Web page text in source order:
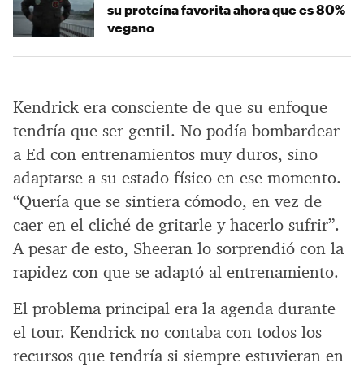
Kendrick era consciente de que su enfoque
tendría que ser gentil. No podía bombardear
a Ed con entrenamientos muy duros, sino
adaptarse a su estado físico en ese momento.
“Quería que se sintiera cómodo, en vez de
caer en el cliché de gritarle y hacerlo sufrir”.
A pesar de esto, Sheeran lo sorprendió con la
rapidez con que se adaptó al entrenamiento.
El problema principal era la agenda durante
el tour. Kendrick no contaba con todos los
recursos que tendría si siempre estuvieran en
su proteína favorita ahora que es 80%
vegano